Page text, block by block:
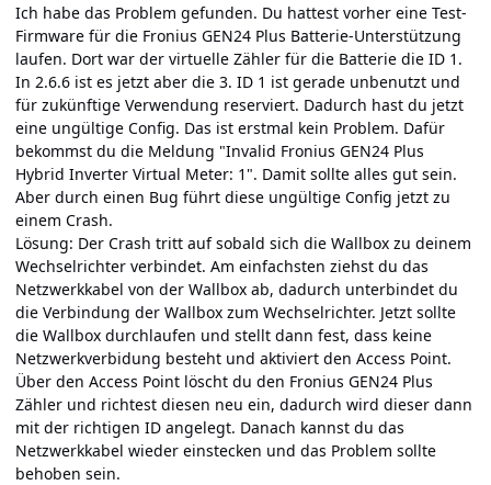
Ich habe das Problem gefunden. Du hattest vorher eine Test-
Firmware für die Fronius GEN24 Plus Batterie-Unterstützung
laufen. Dort war der virtuelle Zähler für die Batterie die ID 1.
In 2.6.6 ist es jetzt aber die 3. ID 1 ist gerade unbenutzt und
für zukünftige Verwendung reserviert. Dadurch hast du jetzt
eine ungültige Config. Das ist erstmal kein Problem. Dafür
bekommst du die Meldung "Invalid Fronius GEN24 Plus
Hybrid Inverter Virtual Meter: 1". Damit sollte alles gut sein.
Aber durch einen Bug führt diese ungültige Config jetzt zu
einem Crash.
Lösung: Der Crash tritt auf sobald sich die Wallbox zu deinem
Wechselrichter verbindet. Am einfachsten ziehst du das
Netzwerkkabel von der Wallbox ab, dadurch unterbindet du
die Verbindung der Wallbox zum Wechselrichter. Jetzt sollte
die Wallbox durchlaufen und stellt dann fest, dass keine
Netzwerkverbidung besteht und aktiviert den Access Point.
Über den Access Point löscht du den Fronius GEN24 Plus
Zähler und richtest diesen neu ein, dadurch wird dieser dann
mit der richtigen ID angelegt. Danach kannst du das
Netzwerkkabel wieder einstecken und das Problem sollte
behoben sein.